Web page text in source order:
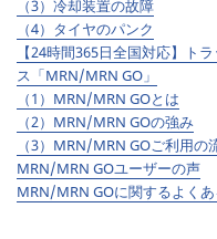
（3）冷却装置の故障
（4）タイヤのパンク
【24時間365日全国対応】ト
ス「MRN/MRN GO」
（1）MRN/MRN GOとは
（2）MRN/MRN GOの強み
（3）MRN/MRN GOご利用の
MRN/MRN GOユーザーの声
MRN/MRN GOに関するよく